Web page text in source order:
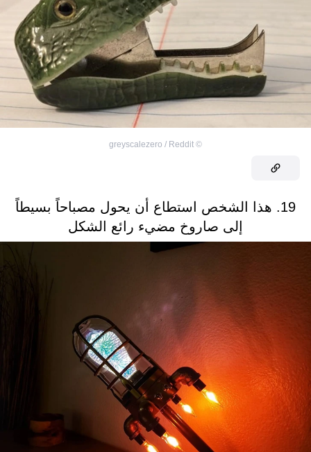
©
greyscalezero / Reddit
19. هذا الشخص استطاع أن يحول مصباحاً بسيطاً
إلى صاروخ مضيء رائع الشكل